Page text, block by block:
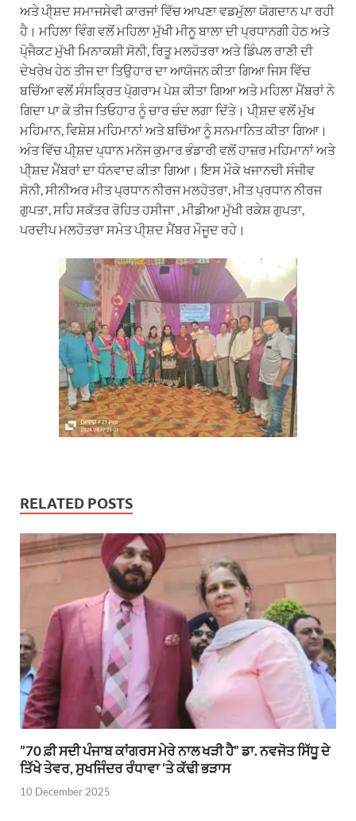
ਅਤੇ ਪੀ੍ਸ਼ਦ ਸਮਾਜਸੇਵੀ ਕਾਰਜਾਂ ਵਿੱਚ ਆਪਣਾ ਵਡਮੁੱਲਾ ਯੋਗਦਾਨ ਪਾ ਰਹੀ
ਹੈ। ਮਹਿਲਾ ਵਿੰਗ ਵਲੋਂ ਮਹਿਲਾ ਮੁੱਖੀ ਮੀਨੂ ਬਾਲਾ ਦੀ ਪ੍ਰਧਾਨਗੀ ਹੇਠ ਅਤੇ
ਪੋ੍ਜੈਕਟ ਮੁੱਖੀ ਮਿਨਾਕਸ਼ੀ ਸੋਨੀ, ਰਿਤੂ ਮਲਹੋਤਰਾ ਅਤੇ ਡਿੰਪਲ ਰਾਣੀ ਦੀ
ਦੇਖਰੇਖ ਹੇਠ ਤੀਜ ਦਾ ਤਿਉਹਾਰ ਦਾ ਆਯੋਜਨ ਕੀਤਾ ਗਿਆ ਜਿਸ ਵਿੱਚ
ਬਚਿੱਆ ਵਲੋਂ ਸੰਸਕ੍ਰਿਤ ਪੋ੍ਗਰਾਮ ਪੇਸ਼ ਕੀਤਾ ਗਿਆ ਅਤੇ ਮਹਿਲਾ ਮੈਂਬਰਾਂ ਨੇ
ਗਿਦਾ ਪਾ ਕੇ ਤੀਜ ਤਿਓਹਾਰ ਨੂੰ ਚਾਰ ਚੰਦ ਲਗਾ ਦਿੱਤੇ। ਪੀ੍ਸ਼ਦ ਵਲੋਂ ਮੁੱਖ
ਮਹਿਮਾਨ, ਵਿਸ਼ੇਸ਼ ਮਹਿਮਾਨਾਂ ਅਤੇ ਬਚਿੱਆ ਨੂੰ ਸਨਮਾਨਿਤ ਕੀਤਾ ਗਿਆ।
ਅੰਤ ਵਿੱਚ ਪੀ੍ਸ਼ਦ ਪ੍ਧਾਨ ਮਨੋਜ ਕੁਮਾਰ ਭੰਡਾਰੀ ਵਲੋਂ ਹਾਜ਼ਰ ਮਹਿਮਾਨਾਂ ਅਤੇ
ਪੀ੍ਸ਼ਦ ਮੈਂਬਰਾਂ ਦਾ ਧੰਨਵਾਦ ਕੀਤਾ ਗਿਆ। ਇਸ ਮੌਕੇ ਖਜਾਨਚੀ ਸੰਜੀਵ
ਸੋਨੀ, ਸੀਨੀਅਰ ਮੀਤ ਪ੍ਰਧਾਨ ਨੀਰਜ ਮਲਹੋਤਰਾ, ਮੀਤ ਪ੍ਰਧਾਨ ਨੀਰਜ
ਗੁਪਤਾ, ਸਹਿ ਸਕੱਤਰ ਰੋਹਿਤ ਹਸੀਜਾ , ਮੀਡੀਆ ਮੁੱਖੀ ਰਕੇਸ਼ ਗੁਪਤਾ,
ਪਰਦੀਪ ਮਲਹੋਤਰਾ ਸਮੇਤ ਪੀ੍ਸ਼ਦ ਮੈਂਬਰ ਮੌਜੂਦ ਰਹੇ।
RELATED POSTS
”70 ਫ਼ੀ ਸਦੀ ਪੰਜਾਬ ਕਾਂਗਰਸ ਮੇਰੇ ਨਾਲ ਖੜੀ ਹੈ” ਡਾ. ਨਵਜੋਤ ਸਿੱਧੂ ਦੇ
ਤਿੱਖੇ ਤੇਵਰ, ਸੁਖਜਿੰਦਰ ਰੰਧਾਵਾ ‘ਤੇ ਕੱਢੀ ਭੜਾਸ
10 December 2025